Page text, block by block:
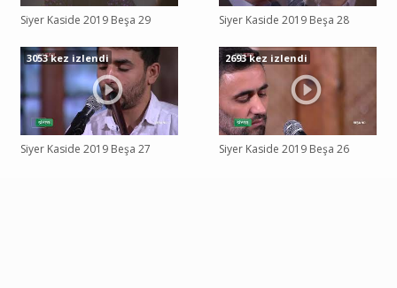
Siyer Kaside 2019 Beşa 29 Siyer Kaside 2019 Beşa 28
Siyer Kaside 2019 Beşa 27
3053 kez izlendi
Siyer Kaside 2019 Beşa 26
2693 kez izlendi